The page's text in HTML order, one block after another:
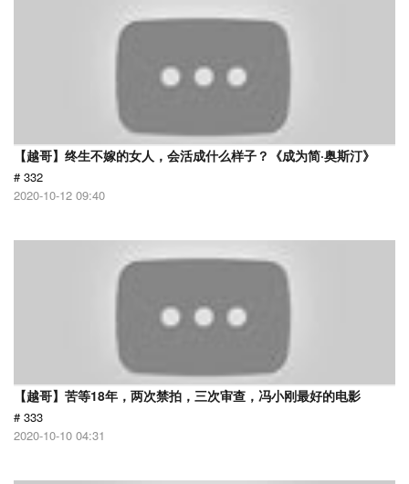
【越哥】终生不嫁的女人，会活成什么样子？《成为简·奥斯汀》
# 332
2020-10-12 09:40
【越哥】苦等18年，两次禁拍，三次审查，冯小刚最好的电影
# 333
2020-10-10 04:31